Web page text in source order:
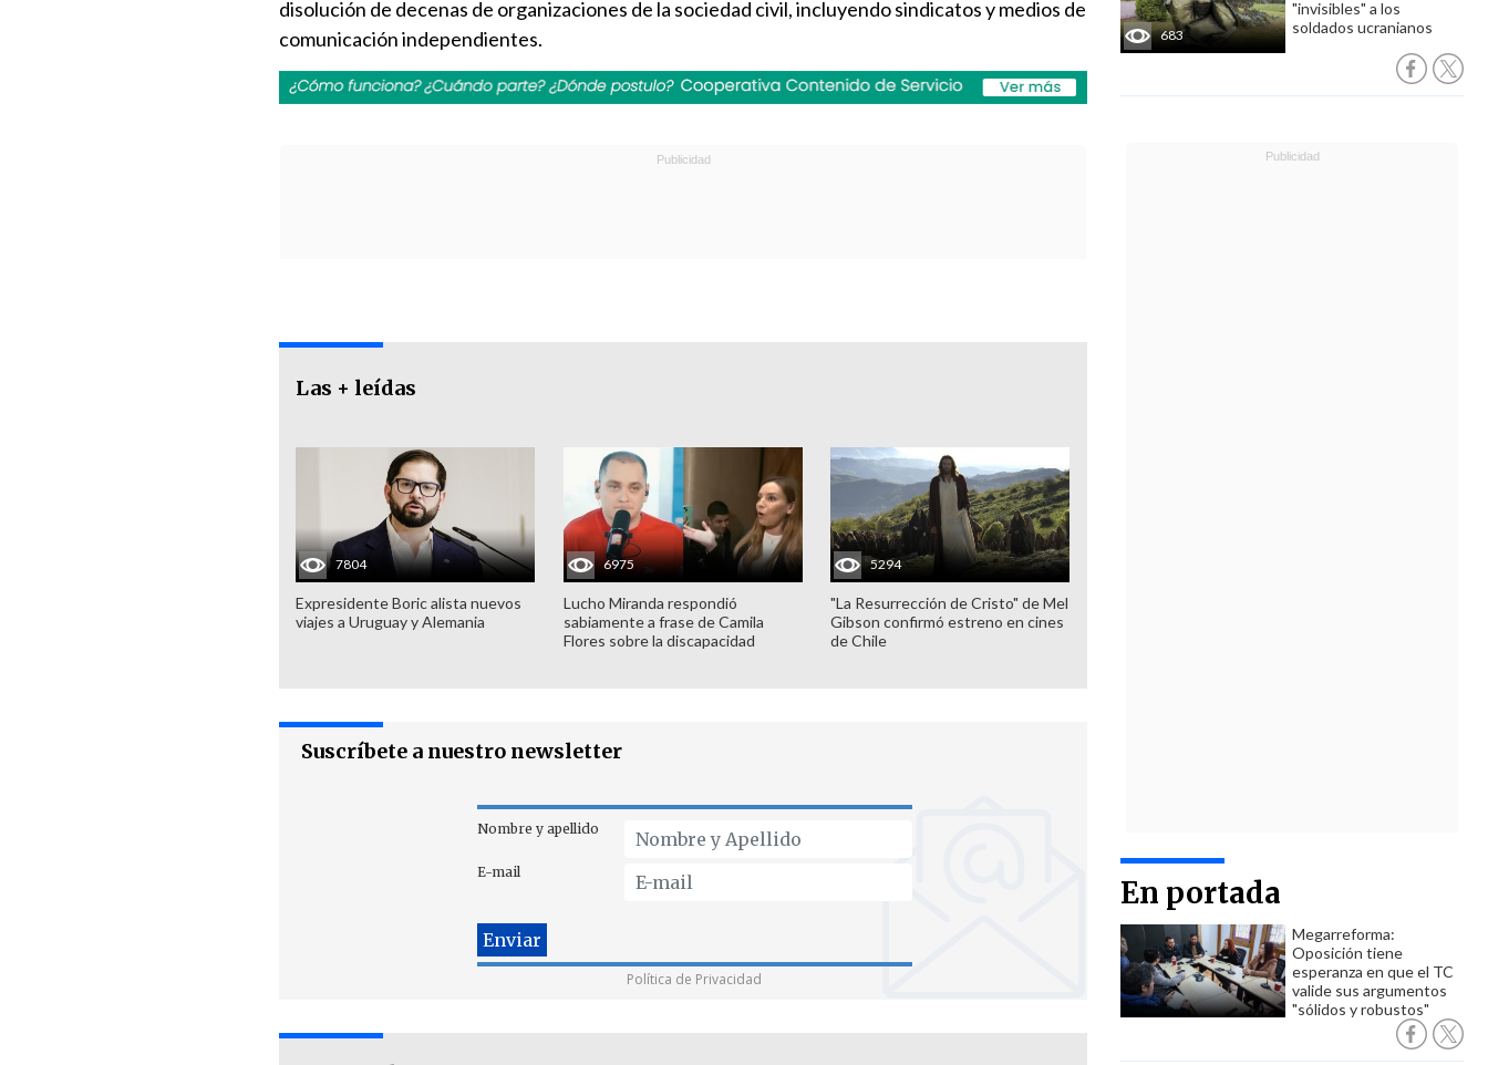
683
"invisibles" a los
soldados ucranianos
En portada
Megarreforma:
Oposición tiene
esperanza en que el TC
valide sus argumentos
"sólidos y robustos"
disolución de decenas de organizaciones de la sociedad civil, incluyendo sindicatos y medios de
comunicación independientes.
Las + leídas
7804
Expresidente Boric alista nuevos
viajes a Uruguay y Alemania
6975
Lucho Miranda respondió
sabiamente a frase de Camila
Flores sobre la discapacidad
5294
"La Resurrección de Cristo" de Mel
Gibson confirmó estreno en cines
de Chile
Suscríbete a nuestro newsletter
Nombre y apellido
E-mail
Política de Privacidad